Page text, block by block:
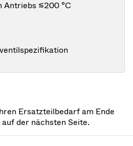
Antriebs ≤200 °C
Ersatzteilbedarf am Ende
der nächsten Seite.